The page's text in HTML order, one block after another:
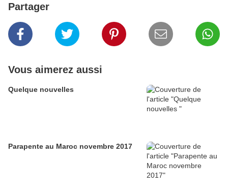
Partager
Vous aimerez aussi
Quelque nouvelles
Parapente au Maroc novembre 2017